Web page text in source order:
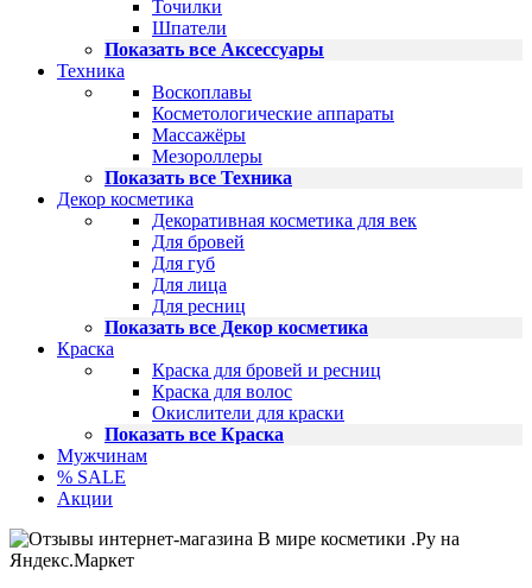
Точилки
Шпатели
Показать все Аксессуары
Техника
Воскоплавы
Косметологические аппараты
Массажёры
Мезороллеры
Показать все Техника
Декор косметика
Декоративная косметика для век
Для бровей
Для губ
Для лица
Для ресниц
Показать все Декор косметика
Краска
Краска для бровей и ресниц
Краска для волос
Окислители для краски
Показать все Краска
Мужчинам
% SALE
Акции